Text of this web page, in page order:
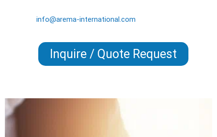
info@arema-international.com
Inquire / Quote Request